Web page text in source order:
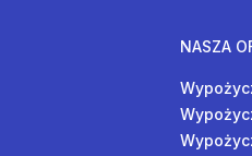
NASZA